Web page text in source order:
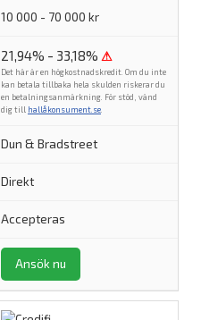
10 000 - 70 000 kr
21,94% - 33,18% ⚠
Det här är en högkostnadskredit. Om du inte
kan betala tillbaka hela skulden riskerar du
en betalningsanmärkning. För stöd, vänd
dig till hallåkonsument.se
Dun & Bradstreet
Direkt
Accepteras
Ansök nu